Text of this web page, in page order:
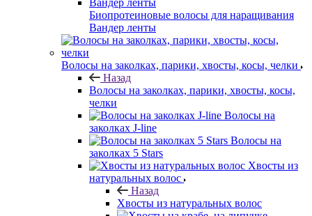
Биопротеиновые волосы для наращивания
Вандер ленты
Волосы на заколках, парики, хвосты, косы, челки
Назад
Волосы на заколках, парики, хвосты, косы,
челки
Волосы на
заколках J-line
Волосы на
заколках 5 Stars
Хвосты из
натуральных волос
Назад
Хвосты из натуральных волос